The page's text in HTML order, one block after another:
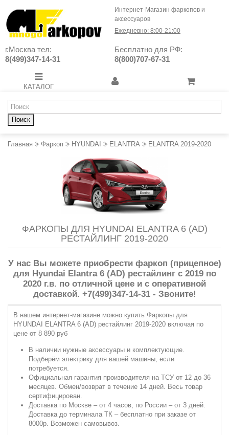
Интернет-Магазин фаркопов и
аксессуаров
Ежедневно: 8:00-21:00
г.Москва тел:
8(499)347-14-31
Бесплатно для РФ:
8(800)707-67-31
КАТАЛОГ
Поиск
Главная > Фаркоп > HYUNDAI > ELANTRA > ELANTRA 2019-2020
ФАРКОПЫ ДЛЯ HYUNDAI ELANTRA 6 (AD)
РЕСТАЙЛИНГ 2019-2020
У нас Вы можете приобрести фаркоп (прицепное)
для Hyundai Elantra 6 (AD) рестайлинг с 2019 по
2020 г.в. по отличной цене и с оперативной
доставкой. +7(499)347-14-31 - Звоните!
В нашем интернет-магазине можно купить Фаркопы для
HYUNDAI ELANTRA 6 (AD) рестайлинг 2019-2020 включая по
цене от 8 890 руб
В наличии нужные аксессуары и комплектующие.
Подберём электрику для вашей машины, если
потребуется.
Официальная гарантия производителя на ТСУ от 12 до 36
месяцев. Обмен/возврат в течение 14 дней. Весь товар
сертифицирован.
Доставка по Москве – от 4 часов, по России – от 3 дней.
Доставка до терминала ТК – бесплатно при заказе от
8000р. Возможен самовывоз.